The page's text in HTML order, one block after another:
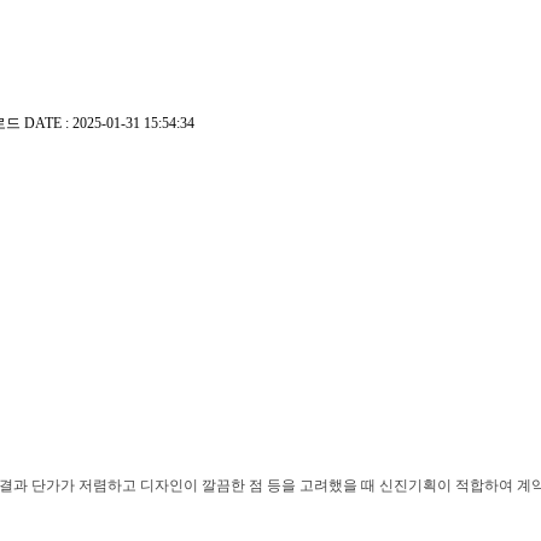
드 DATE : 2025-01-31 15:54:34
단가가 저렴하고 디자인이 깔끔한 점 등을 고려했을 때 신진기획이 적합하여 계